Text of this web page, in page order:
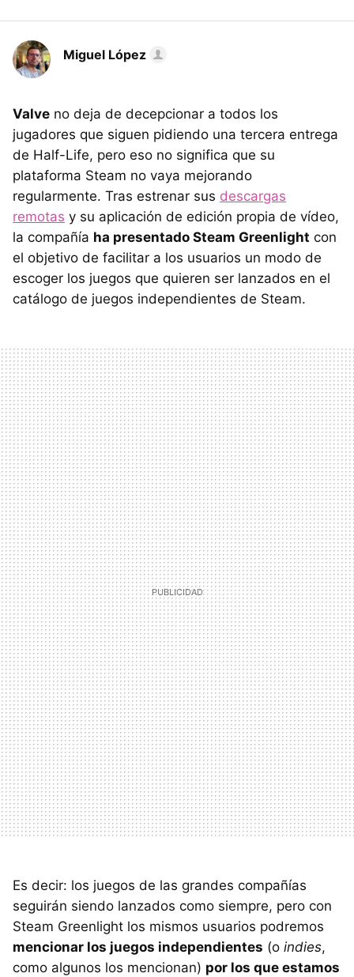
Miguel López
Valve no deja de decepcionar a todos los
jugadores que siguen pidiendo una tercera entrega
de Half-Life, pero eso no significa que su
plataforma Steam no vaya mejorando
regularmente. Tras estrenar sus descargas
remotas y su aplicación de edición propia de vídeo,
la compañía ha presentado Steam Greenlight con
el objetivo de facilitar a los usuarios un modo de
escoger los juegos que quieren ser lanzados en el
catálogo de juegos independientes de Steam.
Es decir: los juegos de las grandes compañías
seguirán siendo lanzados como siempre, pero con
Steam Greenlight los mismos usuarios podremos
mencionar los juegos independientes (o indies,
como algunos los mencionan) por los que estamos